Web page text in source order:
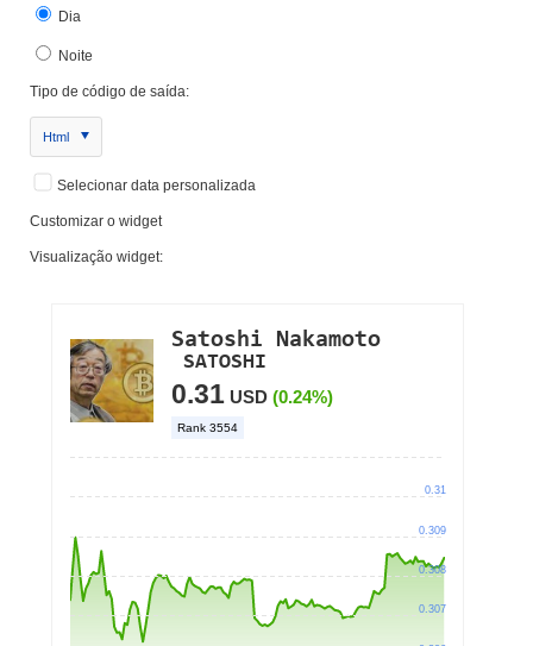
Dia
Noite
Tipo de código de saída:
Html
Selecionar data personalizada
Customizar o widget
Visualização widget: